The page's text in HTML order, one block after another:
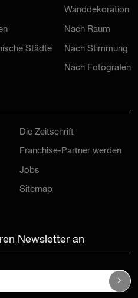
Städte
Wanddekoration
Nach Raum
Nach Stimmung
Nach Fotografen
Die Zeitschrift
Franchise-Partner werden
Jobs
Sitemap
Newsletter an